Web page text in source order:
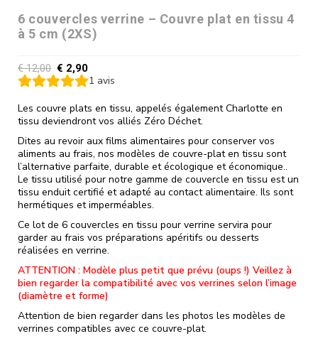
6 couvercles verrine – Couvre plat en tissu 4
à 5 cm (2XS)
€12,00 € 2,90
1 avis
Les couvre plats en tissu, appelés également Charlotte en
tissu deviendront vos alliés Zéro Déchet.
Dites au revoir aux films alimentaires pour conserver vos
aliments au frais, nos modèles de couvre-plat en tissu sont
l’alternative parfaite, durable et écologique et économique..
Le tissu utilisé pour notre gamme de couvercle en tissu est un
tissu enduit certifié et adapté au contact alimentaire. Ils sont
hermétiques et imperméables.
Ce lot de 6 couvercles en tissu pour verrine servira pour
garder au frais vos préparations apéritifs ou desserts
réalisées en verrine.
ATTENTION : Modèle plus petit que prévu (oups !) Veillez à
bien regarder la compatibilité avec vos verrines selon l’image
(diamètre et forme)
Attention de bien regarder dans les photos les modèles de
verrines compatibles avec ce couvre-plat.